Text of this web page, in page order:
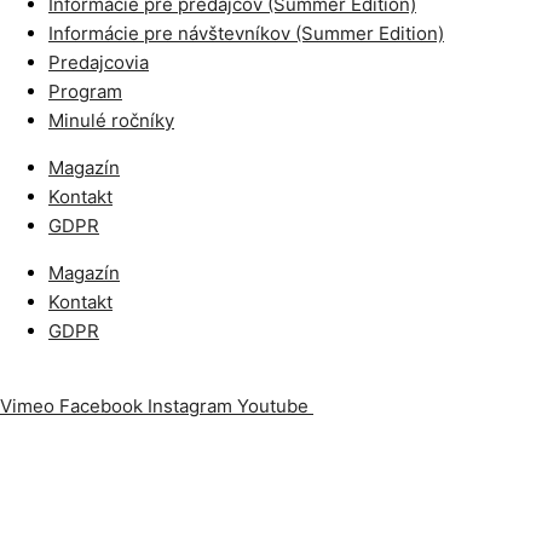
Informácie pre návštevníkov (Summer Edition)
Predajcovia
Program
Minulé ročníky
Magazín
Kontakt
GDPR
Magazín
Kontakt
GDPR
Vimeo Facebook Instagram Youtube